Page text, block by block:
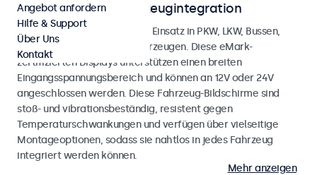
Monitore für die Fahrzeugintegration
Monitore, entwickelt für den Einsatz in PKW, LKW, Bussen,
Kränen und anderen Nutzfahrzeugen. Diese eMark-
zertifizierten Displays unterstützen einen breiten
Eingangsspannungsbereich und können an 12V oder 24V
angeschlossen werden. Diese Fahrzeug-Bildschirme sind
stoß- und vibrationsbeständig, resistent gegen
Temperaturschwankungen und verfügen über vielseitige
Montageoptionen, sodass sie nahtlos in jedes Fahrzeug
integriert werden können.
Mehr anzeigen
Angebot anfordern
Hilfe & Support
Über Uns
Kontakt